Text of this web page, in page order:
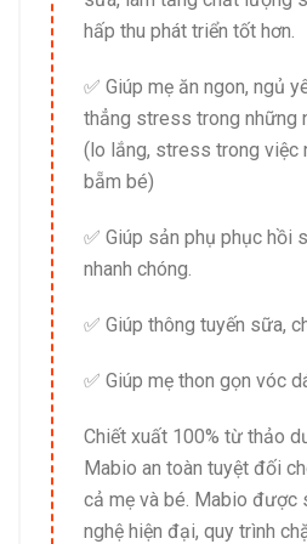
hấp thu phát triển tốt hơn.
✅ Giúp mẹ ăn ngon, ngủ
thẳng stress trong những
(lo lắng, stress trong việc
bẵm bé)
✅ Giúp sản phụ phục hồi
nhanh chóng.
✅ Giúp thông tuyến sữa,
✅ Giúp mẹ thon gọn vóc
Chiết xuất 100% từ thảo
Mabio an toàn tuyệt đối
cả mẹ và bé. Mabio được
nghệ hiện đại, quy trình